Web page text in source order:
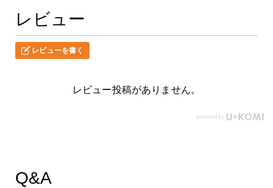
レビュー
レビューを書く
レビュー投稿がありません。
Q&A